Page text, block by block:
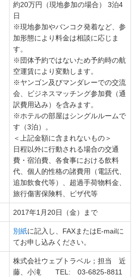
約20万円（現地参加の場合） 3泊4
日
※現地参加やバンコク発着など、参
加形態により料金は相談に応じま
す。
※団体予約ではないため予約時の航
空運賃により変動します。
※ヤンゴン及びマンダレーでの交流
会、ビジネスマッチング参加費（通
訳費用込み）を含みます。
※ホテルの部屋はシングルルームで
す（3泊）。
＜上記金額に含まれないもの＞
日程以外に行動される場合の交通
費・宿泊費、各食事における飲料
代、個人的性格の諸費用（電話代、
追加飲食代等）、超過手荷物料金、
旅行傷害保険料、ビザ代等
2017年1月20日（金）まで
別紙に記入し、FAXまたはE-mailに
てお申し込みください。
株式会社ウェブトラベル；担当 近
藤、小滝 TEL: 03-6825-8811